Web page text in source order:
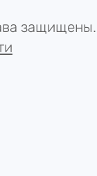
защищены.